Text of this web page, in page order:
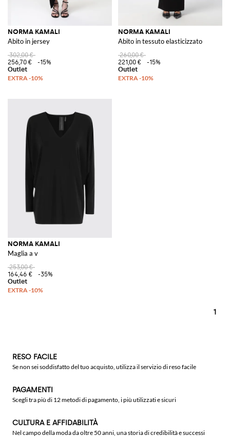
NORMA KAMALI
Abito in jersey
302,00 €
256,70 €
-15%
NORMA KAMALI
Abito in tessuto elasticizzato
260,00 €
221,00 €
-15%
NORMA KAMALI
Maglia a v
253,00 €
164,46 €
-35%
1
RESO FACILE
Se non sei soddisfatto del tuo acquisto, utilizza il servizio di reso facile
PAGAMENTI
Scegli tra più di 12 metodi di pagamento, i più utilizzati e sicuri
CULTURA E AFFIDABILITÀ
Nel campo della moda da oltre 50 anni, una storia di credibilità e successi